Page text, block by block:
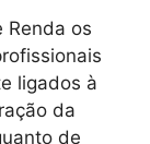
Renda os
ligados à
da
de